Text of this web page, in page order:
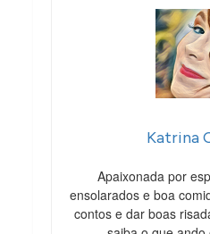
Katrina
Apaixonada por
ensolarados e boa
contos e dar boas